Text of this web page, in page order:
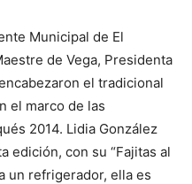
Municipal de El
de Vega, Presidenta
el tradicional
el marco de las
2014. Lidia González
edición, con su “Fajitas al
un refrigerador, ella es